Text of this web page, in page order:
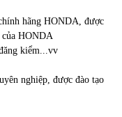
hãng HONDA, được
của HONDA
kiểm...vv
nghiệp, được đào tạo